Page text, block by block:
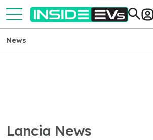
News
Lancia News